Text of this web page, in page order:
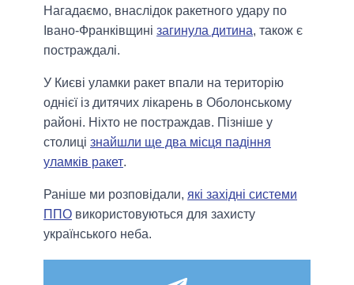
Нагадаємо, внаслідок ракетного удару по
Івано-Франківщині загинула дитина, також є
постраждалі.
У Києві уламки ракет впали на територію
однієї із дитячих лікарень в Оболонському
районі. Ніхто не постраждав. Пізніше у
столиці знайшли ще два місця падіння
уламків ракет.
Раніше ми розповідали, які західні системи
ППО використовуються для захисту
українського неба.